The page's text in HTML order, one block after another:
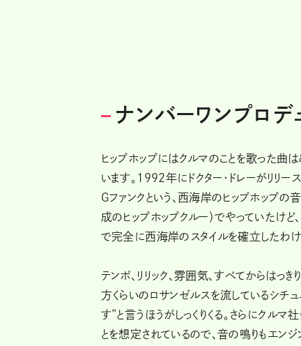
ナンバーワンプロ
ヒップホップにはクルマのことを歌った曲
います。1992年にドクター・ドレーがリリ
Gファンクという、西海岸のヒップホップ
成のヒップホップクルー）でやっていたけ
で完全に西海岸のスタイルを確立したわけ
テンポ、リリック、雰囲気、すべてからはっ
方くらいのロサンゼルスを流しているシチ
す”と言うほうがしっくりくる。さらにクル
とを想定されているので、音の鳴りもエン